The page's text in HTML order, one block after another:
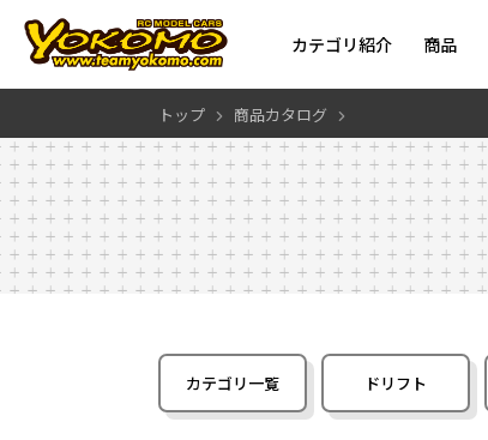
カテゴリ紹介 商品
トップ 商品カタログ
カテゴリ一覧 ドリフト